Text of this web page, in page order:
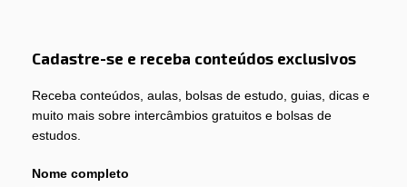
Cadastre-se e receba conteúdos exclusivos
Receba conteúdos, aulas, bolsas de estudo, guias, dicas e
muito mais sobre intercâmbios gratuitos e bolsas de
estudos.
Nome completo